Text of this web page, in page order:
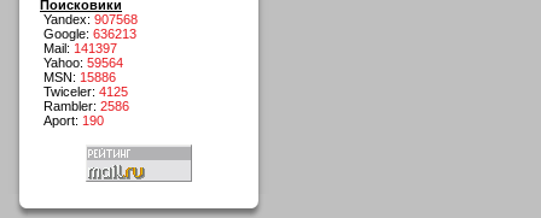
Поисковики
Yandex: 907568
Google: 636213
Mail: 141397
Yahoo: 59564
MSN: 15886
Twiceler: 4125
Rambler: 2586
Aport: 190